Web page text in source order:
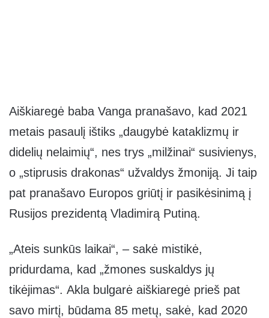
Aiškiaregė baba Vanga pranašavo, kad 2021
metais pasaulį ištiks „daugybė kataklizmų ir
didelių nelaimių“, nes trys „milžinai“ susivienys,
o „stiprusis drakonas“ užvaldys žmoniją. Ji taip
pat pranašavo Europos griūtį ir pasikėsinimą į
Rusijos prezidentą Vladimirą Putiną.
„Ateis sunkūs laikai“, – sakė mistikė,
pridurdama, kad „žmones suskaldys jų
tikėjimas“. Akla bulgarė aiškiaregė prieš pat
savo mirtį, būdama 85 metų, sakė, kad 2020